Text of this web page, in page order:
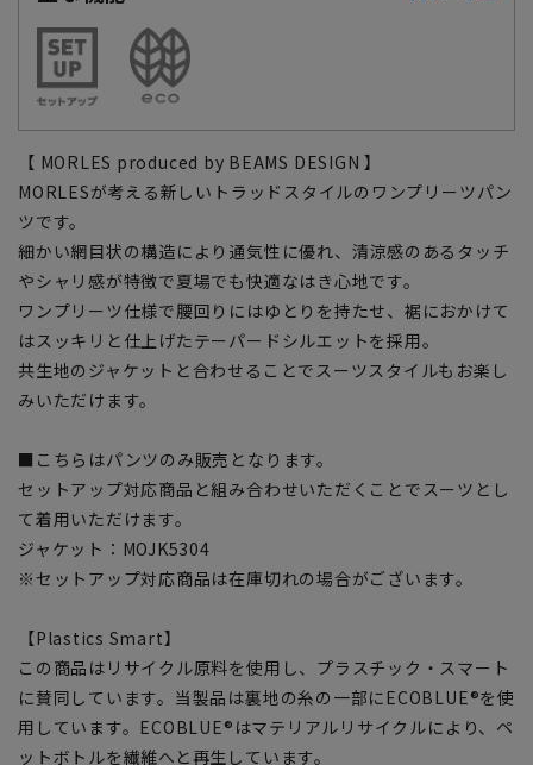
【 MORLES produced by BEAMS DESIGN 】
MORLESが考える新しいトラッドスタイルのワンプリーツパン
ツです。
細かい網目状の構造により通気性に優れ、清涼感のあるタッチ
やシャリ感が特徴で夏場でも快適なはき心地です。
ワンプリーツ仕様で腰回りにはゆとりを持たせ、裾におかけて
はスッキリと仕上げたテーパードシルエットを採用。
共生地のジャケットと合わせることでスーツスタイルもお楽し
みいただけます。
■こちらはパンツのみ販売となります。
セットアップ対応商品と組み合わせいただくことでスーツとし
て着用いただけます。
ジャケット：MOJK5304
※セットアップ対応商品は在庫切れの場合がございます。
【Plastics Smart】
この商品はリサイクル原料を使用し、プラスチック・スマート
に賛同しています。当製品は裏地の糸の一部にECOBLUE®を使
用しています。ECOBLUE®はマテリアルリサイクルにより、ペ
ットボトルを繊維へと再生しています。